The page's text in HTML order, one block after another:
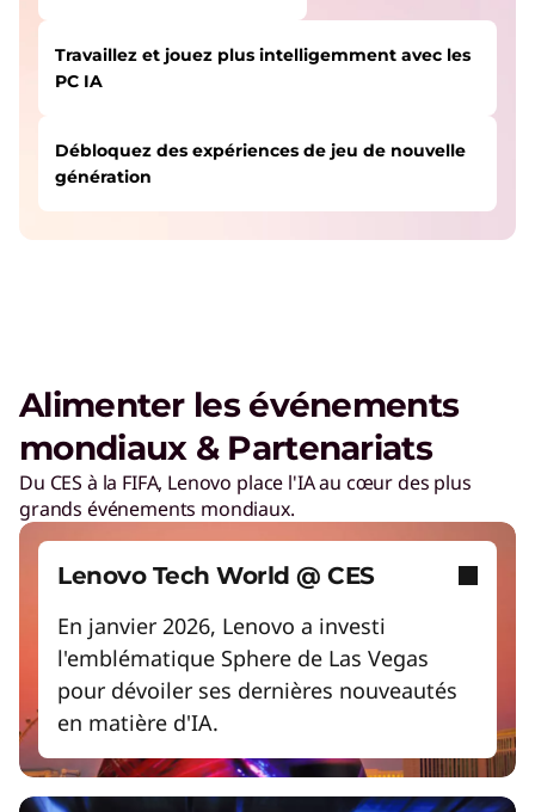
Travaillez et jouez plus intelligemment avec les
PC IA
Débloquez des expériences de jeu de nouvelle
génération
Protection contre les cybermenaces
Donner les moyens à une main-d'œuvre prête
pour l'avenir
Créez sans limites avec l'IA
Travaillez et jouez plus intelligemment avec les
PC IA
Débloquez des expériences de jeu de nouvelle
génération
Économisez sur les produits Lenovo
Recommencer
Lenovo Security Services, simplifié
Lire la vidéo
Cybersécurité
Protégez-vous contre l'escalade des menaces
et des attaques.
Détection et réponse gérées
Détectez et anticipez les menaces en temps
réel.
Alimenter les événements
mondiaux & Partenariats
Du CES à la FIFA, Lenovo place l'IA au cœur des plus
grands événements mondiaux.
Lenovo Tech World @ CES
En janvier 2026, Lenovo a investi
l'emblématique Sphere de Las Vegas
pour dévoiler ses dernières nouveautés
en matière d'IA.